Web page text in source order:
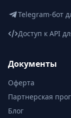
Telegram-бот
Доступ к API
Документы
Оферта
Партнерская
Блог